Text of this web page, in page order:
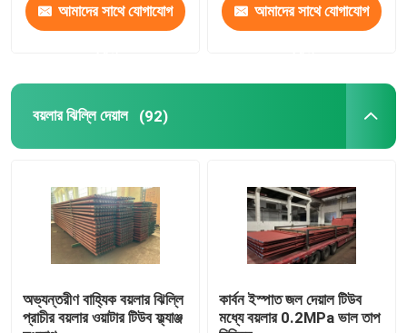
আমাদের সাথে যোগাযোগ আমাদের সাথে যোগাযোগ
বয়লার ঝিল্লি দেয়াল (92)
অভ্যন্তরীণ বাহ্যিক বয়লার ঝিল্লি
প্রাচীর বয়লার ওয়াটার টিউব ফ্ল্যাঞ্জ
কার্বন ইস্পাত জল দেয়াল টিউব
মধ্যে বয়লার 0.2MPa ভাল তাপ